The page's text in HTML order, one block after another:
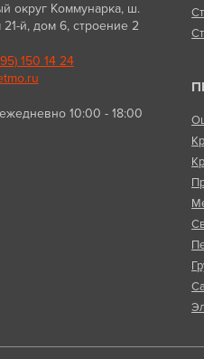
округ Коммунарка, ш.
й, дом 6, строение 2
150 14 24
10:00 - 18:00